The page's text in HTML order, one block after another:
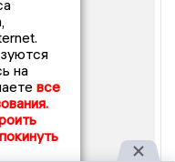
на
все